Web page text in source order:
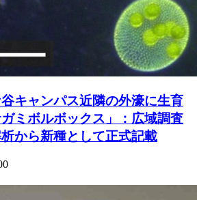
キャンパス近隣の外濠に生育
ミボルボックス」：広域調査
から新種として正式記載